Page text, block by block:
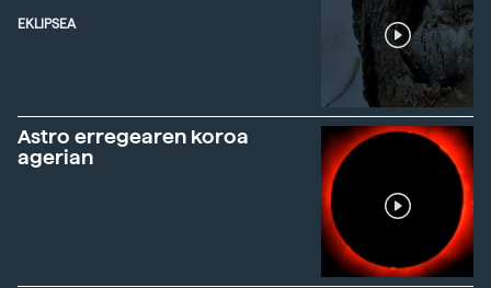
EKLIPSEA
Astro erregearen koroa
agerian